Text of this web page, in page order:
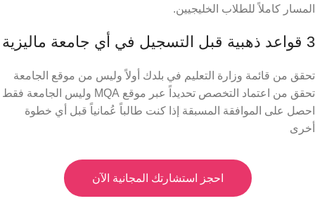
المسار كاملاً للطلاب الخليجيين.
3 قواعد ذهبية قبل التسجيل في أي جامعة ماليزية
تحقق من قائمة وزارة التعليم في بلدك أولاً وليس من موقع الجامعة
تحقق من اعتماد التخصص تحديداً عبر موقع MQA وليس الجامعة فقط
احصل على الموافقة المسبقة إذا كنت طالباً عُمانياً قبل أي خطوة
أخرى
احجز استشارتك المجانية الآن